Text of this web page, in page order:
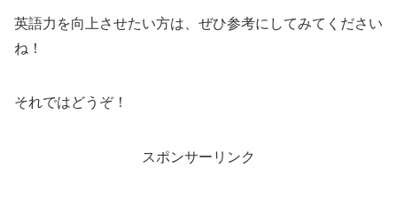
英語力を向上させたい方は、ぜひ参考にしてみてください
ね！
それではどうぞ！
スポンサーリンク